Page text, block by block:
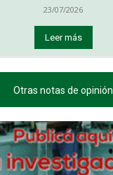
23/07/2026
Leer más
Otras notas de opinión